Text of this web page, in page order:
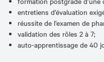
entretiens d’évaluation
réussite de l’examen de
validation des rôles 2 à 7;
auto-apprentissage de 40